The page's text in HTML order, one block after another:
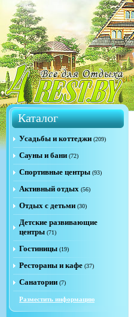
Каталог
Усадьбы и коттеджи (209)
Сауны и бани (72)
Спортивные центры (93)
Активный отдых (56)
Отдых с детьми (30)
Детские развивающие
центры (71)
Гостиницы (19)
Рестораны и кафе (37)
Санатории (7)
Разместить информацию